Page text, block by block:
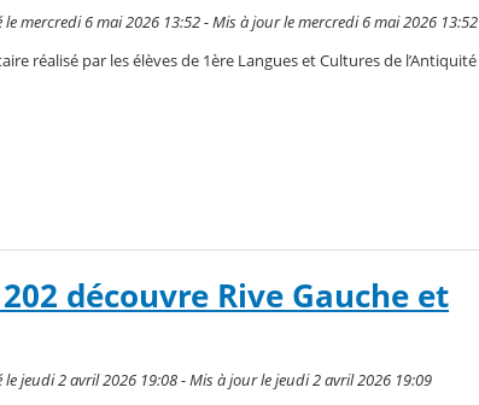
mercredi 6 mai 2026 13:52 - Mis à jour le mercredi 6 mai 2026 13:52
réalisé par les élèves de 1ère Langues et Cultures de l’Antiquité
découvre Rive Gauche et
jeudi 2 avril 2026 19:08 - Mis à jour le jeudi 2 avril 2026 19:09